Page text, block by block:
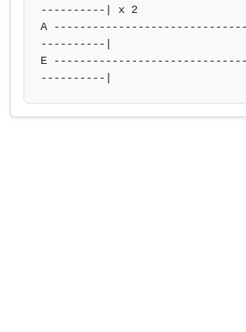
----------| x 2
A
----------|
E
----------|